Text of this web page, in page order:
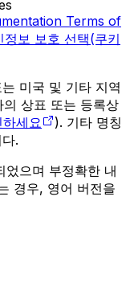
Terms of
정보 보호 선택(쿠키
미국 및 기타 지역
상표 또는 등록상
세요
). 기타 명칭
.
었으며 부정확한 내
경우, 영어 버전을